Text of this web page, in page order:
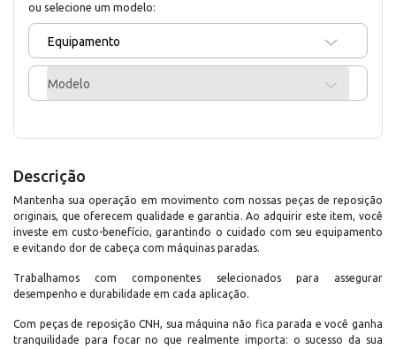
ou selecione um modelo:
Equipamento
Modelo
Descrição
Mantenha sua operação em movimento com nossas peças de reposição
originais, que oferecem qualidade e garantia. Ao adquirir este item, você
investe em custo-benefício, garantindo o cuidado com seu equipamento
e evitando dor de cabeça com máquinas paradas.
Trabalhamos com componentes selecionados para assegurar
desempenho e durabilidade em cada aplicação.
Com peças de reposição CNH, sua máquina não fica parada e você ganha
tranquilidade para focar no que realmente importa: o sucesso da sua